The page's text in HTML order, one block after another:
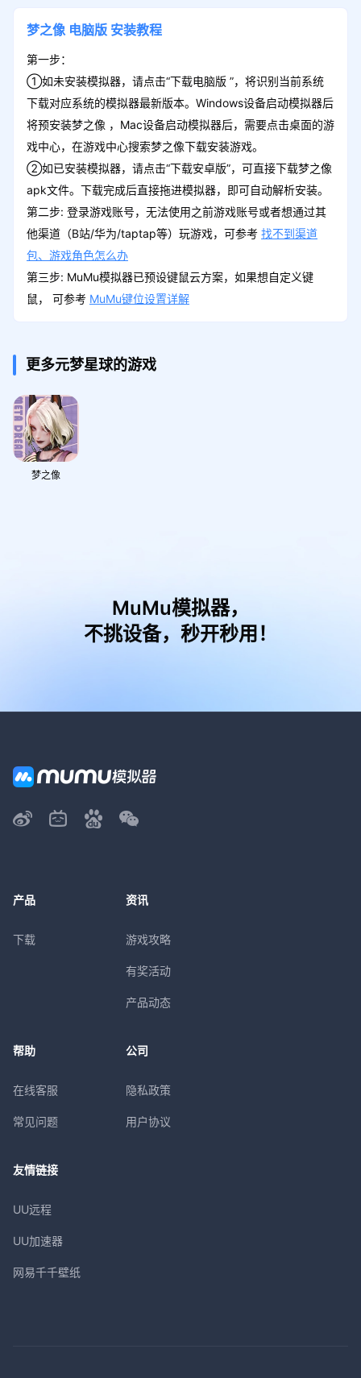
梦之像 电脑版 安装教程
第一步：
①如未安装模拟器，请点击“下载电脑版 ”，将识别当前系统
下载对应系统的模拟器最新版本。Windows设备启动模拟器后
将预安装梦之像 ，Mac设备启动模拟器后，需要点击桌面的游
戏中心，在游戏中心搜索梦之像下载安装游戏。
②如已安装模拟器，请点击“下载安卓版”，可直接下载梦之像
apk文件。下载完成后直接拖进模拟器，即可自动解析安装。
第二步: 登录游戏账号，无法使用之前游戏账号或者想通过其
他渠道（B站/华为/taptap等）玩游戏，可参考 找不到渠道
包、游戏角色怎么办
第三步: MuMu模拟器已预设键鼠云方案，如果想自定义键
鼠， 可参考 MuMu键位设置详解
更多元梦星球的游戏
梦之像
MuMu模拟器，
不挑设备，秒开秒用！
产品
下载
资讯
游戏攻略
有奖活动
产品动态
帮助
在线客服
常见问题
公司
隐私政策
用户协议
友情链接
UU远程
UU加速器
网易千千壁纸